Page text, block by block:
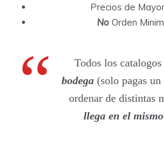
Precios de
NoOrden
Todos los catalogos
bodega (solo pagas
ordenar de distintas
llega en el